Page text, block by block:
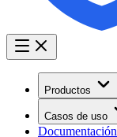
Productos
Casos de uso
Documentación